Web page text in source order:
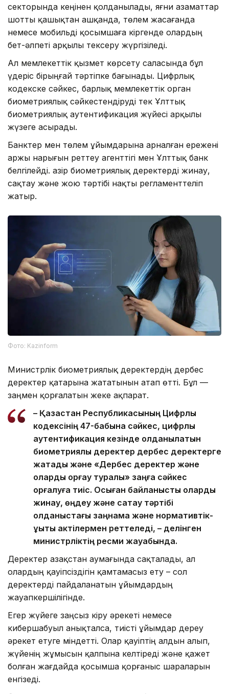
секторында кеңінен қолданылады, яғни азаматтар
шотты қашықтан ашқанда, төлем жасағанда
немесе мобильді қосымшаға кіргенде олардың
бет-әлпеті арқылы тексеру жүргізіледі.
Ал мемлекеттік қызмет көрсету саласында бұл
үдеріс бірыңғай тәртіпке бағынады. Цифрлық
кодекске сәйкес, барлық мемлекеттік орган
биометриялық сәйкестендіруді тек Ұлттық
биометриялық аутентификация жүйесі арқылы
жүзеге асырады.
Банктер мен төлем ұйымдарына арналған ережені
Қаржы нарығын реттеу агенттігі мен Ұлттық банк
белгілейді. Қазір биометриялық деректерді жинау,
сақтау және жою тәртібі нақты регламенттеліп
жатыр.
Фото: Kazinform
Министрлік биометриялық деректердің дербес
деректер қатарына жататынын атап өтті. Бұл —
заңмен қорғалатын жеке ақпарат.
– Қазақстан Республикасының Цифрлық
кодексінің 47-бабына сәйкес, цифрлық
аутентификация кезінде қолданылатын
биометриялық деректер дербес деректерге
жатады және «Дербес деректер және
оларды қорғау туралы» заңға сәйкес
қорғалуға тиіс. Осыған байланысты оларды
жинау, өңдеу және сақтау тәртібі
қолданыстағы заңнама және нормативтік-
құқықтық актілермен реттеледі, – делінген
министрліктің ресми жауабында.
Деректер Қазақстан аумағында сақталады, ал
олардың қауіпсіздігін қамтамасыз ету – сол
деректерді пайдаланатын ұйымдардың
жауапкершілігінде.
Егер жүйеге заңсыз кіру әрекеті немесе
кибершабуыл анықталса, тиісті ұйымдар дереу
әрекет етуге міндетті. Олар қауіптің алдын алып,
жүйенің жұмысын қалпына келтіреді және қажет
болған жағдайда қосымша қорғаныс шараларын
енгізеді.